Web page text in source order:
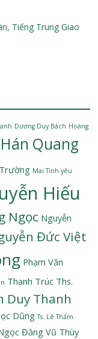
Tiếng Trung Giao
Dương Duy Bách Hoàng
Hán Quang
Mai Tình yêu
Hiếu
Ngọc Nguyễn
Đức Việt
Phạm Văn
Thanh Trúc Ths.
Duy Thanh
Dũng Ts. Lê Thẩm
Đăng Vũ Thùy